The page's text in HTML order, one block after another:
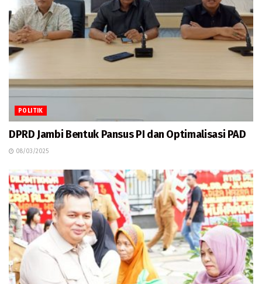
POLITIK
DPRD Jambi Bentuk Pansus PI dan Optimalisasi PAD
08/03/2025